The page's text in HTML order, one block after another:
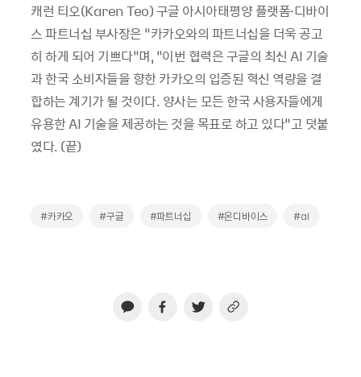
캐런 티오(Karen Teo) 구글 아시아태평양 플랫폼·디바이
스 파트너십 부사장은 “카카오와의 파트너십을 더욱 공고
히 하게 되어 기쁘다”며, “이번 협력은 구글의 최신 AI 기술
과 한국 소비자들을 향한 카카오의 입증된 혁신 역량을 결
합하는 계기가 될 것이다. 양사는 모든 한국 사용자들에게
유용한 AI 기술을 제공하는 것을 목표로 하고 있다”고 덧붙
였다. (끝)
#카카오 #구글 #파트너십 #온디바이스 #ai